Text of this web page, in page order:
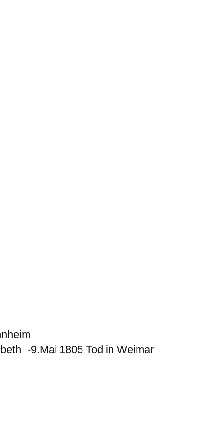
-9.Mai 1805 Tod in Weimar